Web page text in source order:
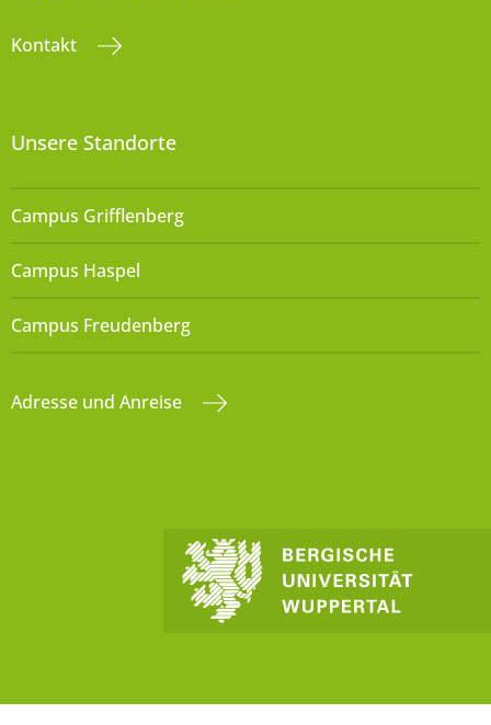
Kontakt
Unsere Standorte
Campus Grifflenberg
Campus Haspel
Campus Freudenberg
Adresse und Anreise